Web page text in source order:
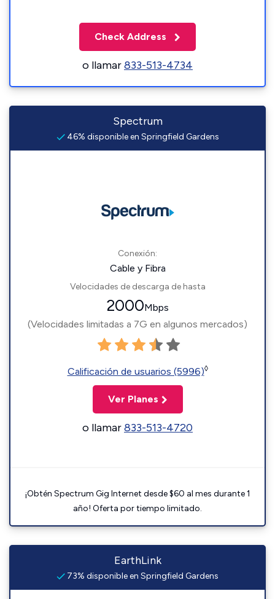
Check Address
o llamar833-513-4734
Spectrum
46% disponible en Springfield Gardens
Conexión:
Cable y Fibra
Velocidades de descarga de hasta
2000Mbps
(Velocidades limitadas a 7G en algunos mercados)
Calificación de usuarios (5996)◊
Ver Planes
o llamar833-513-4720
¡Obtén Spectrum Gig Internet desde $60 al mes durante 1
año! Oferta por tiempo limitado.
EarthLink
73% disponible en Springfield Gardens